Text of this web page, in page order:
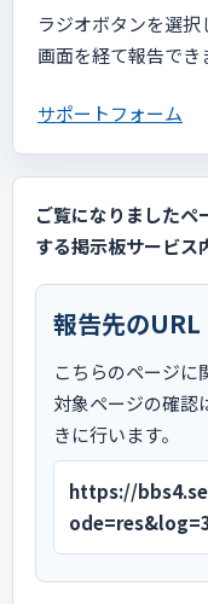
ラジオボタンを選
画面を経て報告でき
サポートフォーム
ご覧になりましたペ
する掲示板サービス
報告先のURL
こちらのページに
対象ページの確認
きに行います。
https://